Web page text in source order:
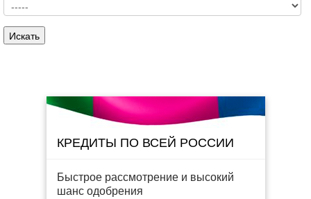
КРЕДИТЫ ПО ВСЕЙ РОССИИ
Быстрое рассмотрение и высокий
шанс одобрения